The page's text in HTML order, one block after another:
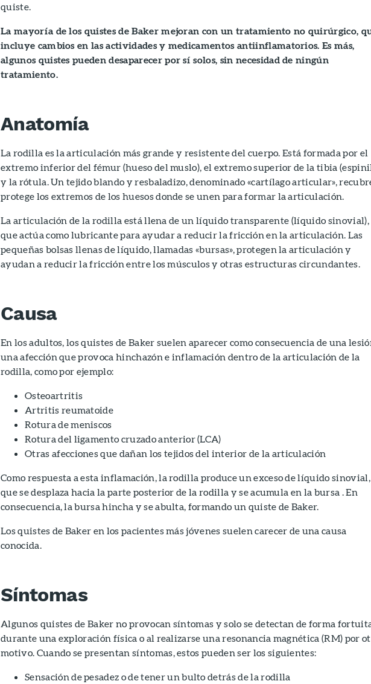
quiste.
La mayoría de los quistes de Baker mejoran con un tratamiento no quirúrgico,
incluye cambios en las actividades y medicamentos antiinflamatorios. Es más,
algunos quistes pueden desaparecer por sí solos, sin necesidad de ningún
tratamiento.
Anatomía
La rodilla es la articulación más grande y resistente del cuerpo. Está formada por el
extremo inferior del fémur (hueso del muslo), el extremo superior de la tibia
y la rótula. Un tejido blando y resbaladizo, denominado «cartílago articular»,
protege los extremos de los huesos donde se unen para formar la articulación.
La articulación de la rodilla está llena de un líquido transparente (líquido sinovial),
que actúa como lubricante para ayudar a reducir la fricción en la articulación. Las
pequeñas bolsas llenas de líquido, llamadas «bursas», protegen la articulación y
ayudan a reducir la fricción entre los músculos y otras estructuras circundantes.
Causa
En los adultos, los quistes de Baker suelen aparecer como consecuencia de una
una afección que provoca hinchazón e inflamación dentro de la articulación de la
rodilla, como por ejemplo:
Osteoartritis
Artritis reumatoide
Rotura de meniscos
Rotura del ligamento cruzado anterior (LCA)
Otras afecciones que dañan los tejidos del interior de la articulación
Como respuesta a esta inflamación, la rodilla produce un exceso de líquido sinovial,
que se desplaza hacia la parte posterior de la rodilla y se acumula en la bursa . En
consecuencia, la bursa hincha y se abulta, formando un quiste de Baker.
Los quistes de Baker en los pacientes más jóvenes suelen carecer de una causa
conocida.
Síntomas
Algunos quistes de Baker no provocan síntomas y solo se detectan de forma
durante una exploración física o al realizarse una resonancia magnética (RM) por
motivo. Cuando se presentan síntomas, estos pueden ser los siguientes:
Sensación de pesadez o de tener un bulto detrás de la rodilla